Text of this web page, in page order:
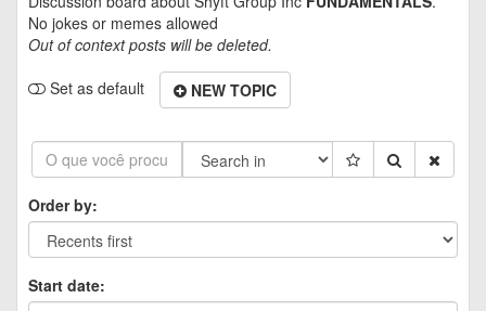
No jokes or memes allowed
Out of context posts will be deleted.
Set as default
NEW TOPIC
Order by:
Start date: